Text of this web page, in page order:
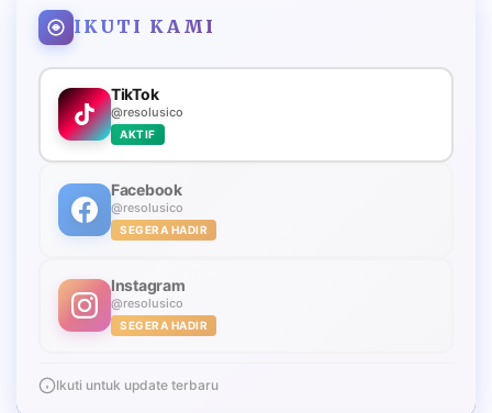
IKUTI KAMI
TikTok
@resolusico
AKTIF
Facebook
@resolusico
SEGERA HADIR
Instagram
@resolusico
SEGERA HADIR
Ikuti untuk update terbaru